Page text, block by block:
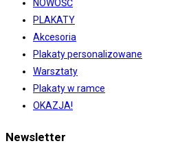
NOWOŚĆ
PLAKATY
Akcesoria
Plakaty personalizowane
Warsztaty
Plakaty w ramce
OKAZJA!
Newsletter